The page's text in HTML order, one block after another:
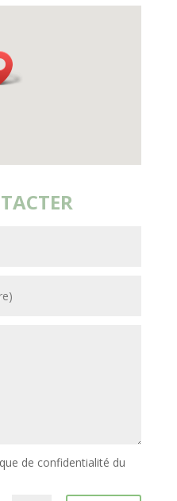
de confidentialité du